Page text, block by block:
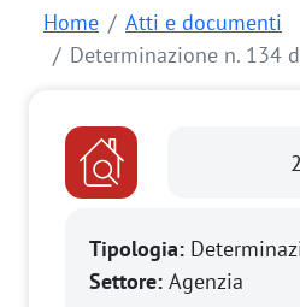
Home
Atti e documenti
Determinazione n. 134
Tipologia:
Settore: Agenzia